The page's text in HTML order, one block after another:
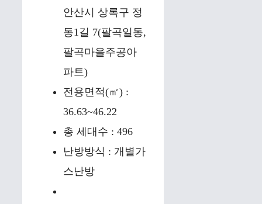
안산시 상록구 정
동1길 7(팔곡일동,
팔곡마을주공아
파트)
전용면적(㎡) :
36.63~46.22
총 세대수 : 496
난방방식 : 개별가
스난방